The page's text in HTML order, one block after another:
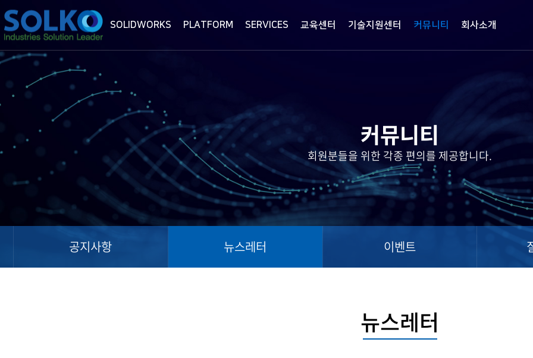
SOLIDWORKS PLATFORM SERVICES 교육센터 기술지원센터 커뮤니티 회사소개
커뮤니티
회원분들을 위한 각종 편의를 제공합니다.
공지사항 뉴스레터 이벤트
뉴스레터